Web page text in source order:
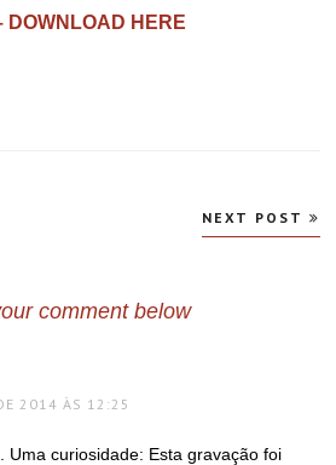
DOWNLOAD HERE
NEXT POST
comment below
2014 ÀS 12:25
Uma curiosidade: Esta gravação foi